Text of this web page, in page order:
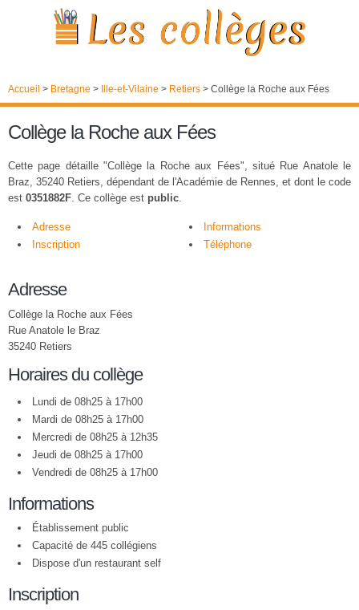
Accueil > Bretagne > Ille-et-Vilaine > Retiers > Collège la Roche aux Fées
Collège la Roche aux Fées
Cette page détaille "Collège la Roche aux Fées", situé Rue Anatole le
Braz, 35240 Retiers, dépendant de l'Académie de Rennes, et dont le code
est 0351882F. Ce collège est public.
Adresse
Informations
Inscription
Téléphone
Adresse
Collège la Roche aux Fées
Rue Anatole le Braz
35240 Retiers
Horaires du collège
Lundi de 08h25 à 17h00
Mardi de 08h25 à 17h00
Mercredi de 08h25 à 12h35
Jeudi de 08h25 à 17h00
Vendredi de 08h25 à 17h00
Informations
Établissement public
Capacité de 445 collégiens
Dispose d'un restaurant self
Inscription